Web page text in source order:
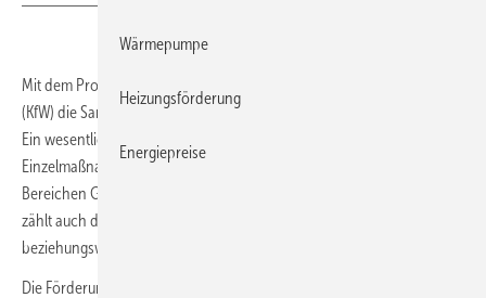
Mit dem Programm 278 fördert die Kreditanstalt für Wiederaufbau
(KfW) die Sanierung von gewerblich genutzten Nichtwohngebäuden.
Ein wesentlicher Teil des Programms ist die Realisierung von
Einzelmaßnahmen zur Verbesserung der Energieeffizienz in den
Bereichen Gebäudehülle und Technische Gebäudeausrüstung. Dazu
zählt auch der Einsatz von wämegeführten Kraft-Wärme-
beziehungsweise Kraft-Wärme-Kälte-Kopplungsanlagen.
Die Förderung umfasst bei Einzelmaßnahmen Kredite für bis zu 100 %
Wärmepumpe
Heizungsförderung
Energiepreise